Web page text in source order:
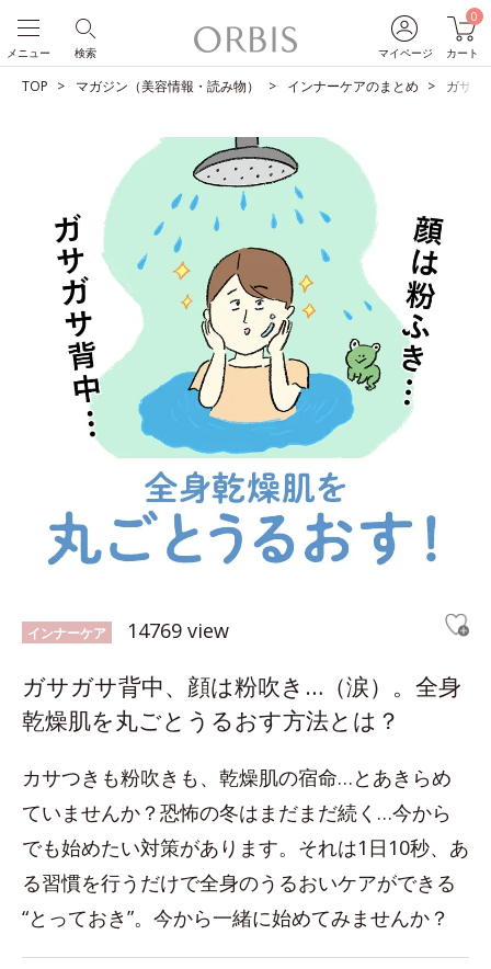
マイページ
0
カート
検索
メニュー
TOP マガジン（美容情報・読み物） インナーケアのまとめ ガサガ
インナーケア 14769 view
ガサガサ背中、顔は粉吹き…（涙）。全身
乾燥肌を丸ごとうるおす方法とは？
カサつきも粉吹きも、乾燥肌の宿命…とあきらめ
ていませんか？恐怖の冬はまだまだ続く…今から
でも始めたい対策があります。それは1日10秒、あ
る習慣を行うだけで全身のうるおいケアができる
“とっておき”。今から一緒に始めてみませんか？